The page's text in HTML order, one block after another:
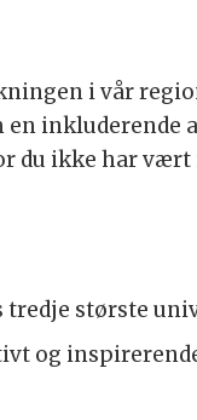
i vår
du ikke har
tredje største
og